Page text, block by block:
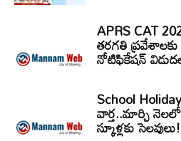
APRS CAT
తరగతి
నోటిఫికేషన్‌
School
వార్త..మార్చి
స్కూళ్లకు